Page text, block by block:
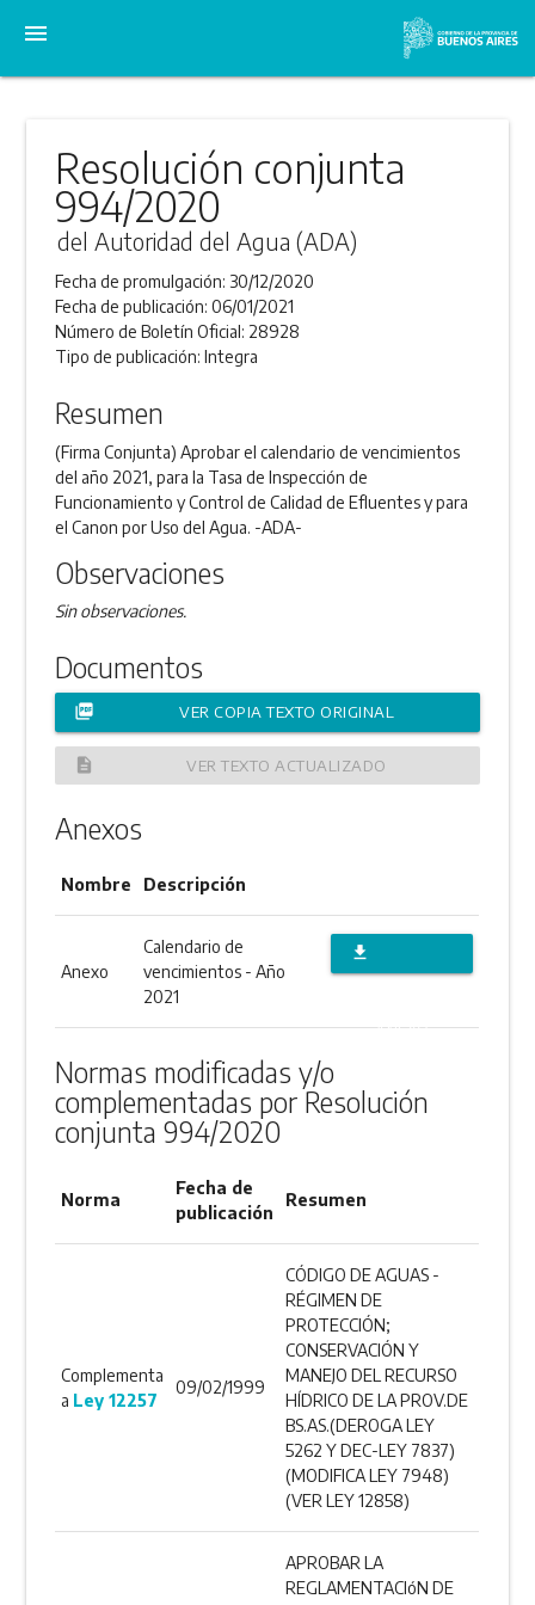
menu
Resolución conjunta
994/2020
del Autoridad del Agua (ADA)
Fecha de promulgación: 30/12/2020
Fecha de publicación:06/01/2021
Número de Boletín Oficial: 28928
Tipo de publicación:Integra
Resumen
(Firma Conjunta) Aprobar el calendario de vencimientos
del año 2021, para la Tasa de Inspección de
Funcionamiento y Control de Calidad de Efluentes y para
el Canon por Uso del Agua. -ADA-
Observaciones
Sin observaciones.
Documentos
picture_as_pdf VER COPIA TEXTO ORIGINAL
description VER TEXTO ACTUALIZADO
Anexos
Nombre Descripción
Anexo
Calendario de
vencimientos - Año
2021
file_download
ANEXO
Normas modificadas y/o
complementadas por Resolución
conjunta 994/2020
Norma
Fecha de
publicación
Resumen
Complementa
a Ley 12257
09/02/1999
CÓDIGO DE AGUAS -
RÉGIMEN DE
PROTECCIÓN;
CONSERVACIÓN Y
MANEJO DEL RECURSO
HÍDRICO DE LA PROV.DE
BS.AS.(DEROGA LEY
5262 Y DEC-LEY 7837)
(MODIFICA LEY 7948)
(VER LEY 12858)
APROBAR LA
REGLAMENTACIóN DE